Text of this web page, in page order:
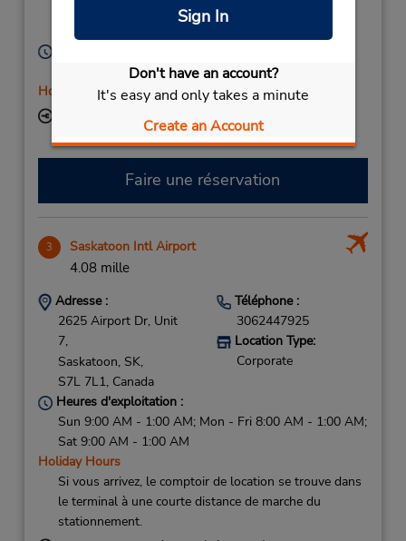
Sign In
Don't have an account?
It's easy and only takes a minute
Create an Account
Mon - Fri 8:00 AM - 4:30 PM
Holiday Hours
Succursale avec boîte de dépôt des clés
Faire une réservation
3 Saskatoon Intl Airport
4.08 mille
Adresse :
2625 Airport Dr, Unit
7,
Saskatoon, SK,
S7L 7L1, Canada
Téléphone :
3062447925
Location Type:
Corporate
Heures d'exploitation :
Sun 9:00 AM - 1:00 AM; Mon - Fri 8:00 AM - 1:00 AM;
Sat 9:00 AM - 1:00 AM
Holiday Hours
Si vous arrivez, le comptoir de location se trouve dans
le terminal à une courte distance de marche du
stationnement.